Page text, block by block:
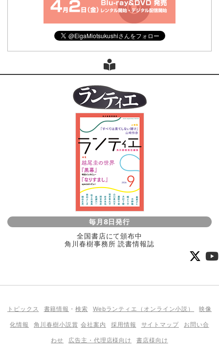
毎月8日発行
全国書店にて頒布中
角川春樹事務所 読書情報誌
トピックス 書籍情報 ・検索 Webランティエ（オンライン小説） 映像
化情報 角川春樹小説賞 会社案内 採用情報 サイトマップ お問い合
わせ 広告主・代理店様向け 書店様向け